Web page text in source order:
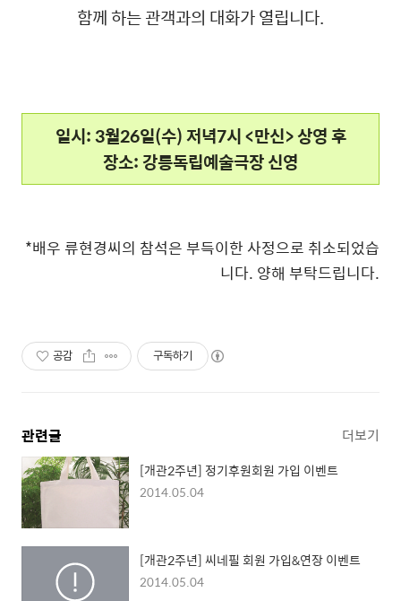
함께 하는 관객과의 대화가 열립니다.
일시: 3월26일(수) 저녁7시 <만신> 상영 후
장소: 강릉독립예술극장 신영
*배우 류현경씨의 참석은 부득이한 사정으로 취소되었습
니다. 양해 부탁드립니다.
공감 구독하기
관련글 더보기
[개관2주년] 정기후원회원 가입 이벤트
2014.05.04
[개관2주년] 씨네필 회원 가입&연장 이벤트
2014.05.04